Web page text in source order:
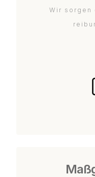
Wir sorgen